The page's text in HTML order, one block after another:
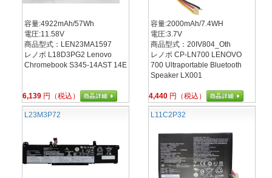
容量:4922mAh/57Wh
電圧:11.58V
商品型式：LEN23MA1597
レノボ L18D3PG2 Lenovo
Chromebook S345-14AST 14E
6,139 円（税込）
容量:2000mAh/7.4WH
電圧:3.7V
商品型式：20IV804_Oth
レノボ CP-LN700 LENOVO
700 Ultraportable Bluetooth
Speaker LX001
4,440 円（税込）
L23M3P72 L11C2P32